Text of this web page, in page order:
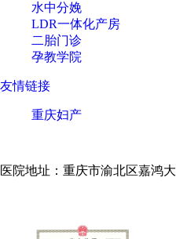
水中分娩
LDR一体化产房
二胎门诊
孕教学院
友情链接
重庆妇产
医院地址：重庆市渝北区嘉鸿